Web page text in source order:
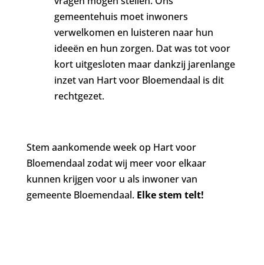
gemeentehuis moet inwoners
verwelkomen en luisteren naar hun
ideeën en hun zorgen. Dat was tot voor
kort uitgesloten maar dankzij jarenlange
inzet van Hart voor Bloemendaal is dit
rechtgezet.
Stem aankomende week op Hart voor
Bloemendaal zodat wij meer voor elkaar
kunnen krijgen voor u als inwoner van
gemeente Bloemendaal. Elke stem telt!